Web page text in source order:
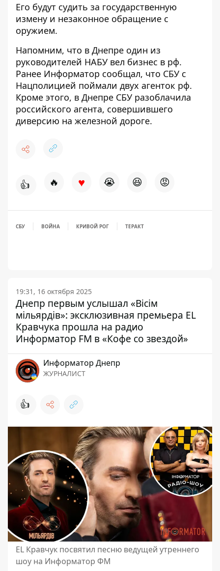
Его будут судить за государственную
измену и незаконное обращение с
оружием.
Напомним, что в Днепре один из
руководителей НАБУ вел бизнес в рф.
Ранее Информатор сообщал, что СБУ с
Нацполицией поймали двух агенток рф.
Кроме этого, в Днепре СБУ разоблачила
российского агента, совершившего
диверсию на железной дороге.
👍 🔥 ♥ 😭 😆 😡
СБУ ВОЙНА КРИВОЙ РОГ ТЕРАКТ
19:31, 16 октября 2025
Днепр первым услышал «Вісім
мільярдів»: эксклюзивная премьера EL
Кравчука прошла на радио
Информатор FM в «Кофе со звездой»
Информатор Днепр
ЖУРНАЛИСТ
👍
EL Кравчук посвятил песню ведущей утреннего
шоу на Информатор ФМ